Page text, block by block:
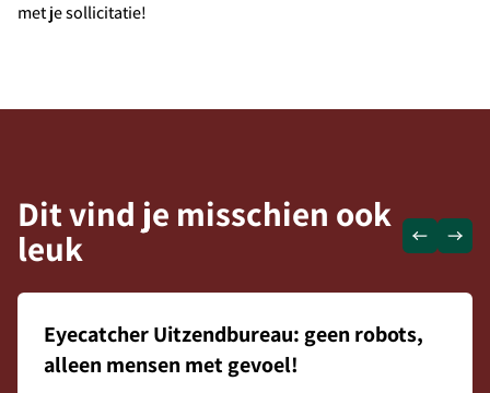
met je sollicitatie!
Dit vind je misschien ook
leuk
Eyecatcher Uitzendbureau: geen robots,
alleen mensen met gevoel!